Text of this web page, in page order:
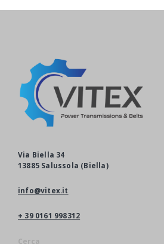
Via Biella 34
13885 Salussola (Biella)
info@vitex.it
+ 39 0161 998312
Cerca